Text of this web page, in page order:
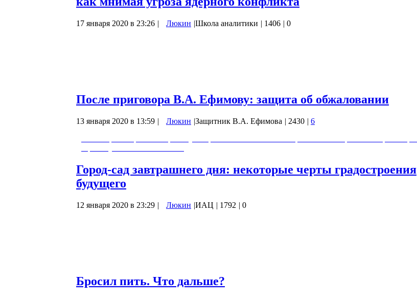
17 января 2020 в 23:26 | Люкин |Школа аналитики | 1406 | 0
После приговора В.А. Ефимову: защита об обжаловании
13 января 2020 в 13:59 | Люкин |Защитник В.А. Ефимова | 2430 | 6
Город-сад завтрашнего дня: некоторые черты градостроения
будущего
12 января 2020 в 23:29 | Люкин |ИАЦ | 1792 | 0
Бросил пить. Что дальше?